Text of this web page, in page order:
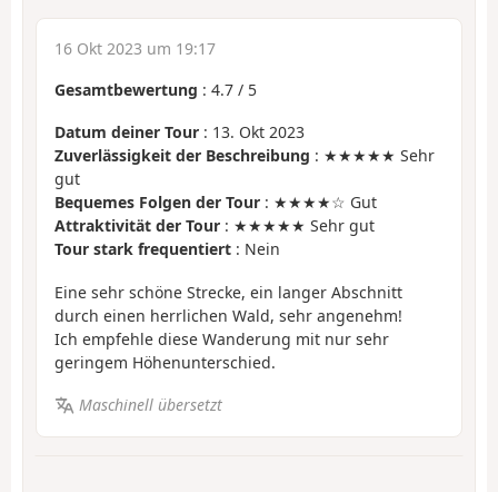
16 Okt 2023 um 19:17
Gesamtbewertung : 4.7 / 5
Datum deiner Tour : 13. Okt 2023
Zuverlässigkeit der Beschreibung : ★★★★★ Sehr
gut
Bequemes Folgen der Tour : ★★★★☆ Gut
Attraktivität der Tour : ★★★★★ Sehr gut
Tour stark frequentiert : Nein
Eine sehr schöne Strecke, ein langer Abschnitt
durch einen herrlichen Wald, sehr angenehm!
Ich empfehle diese Wanderung mit nur sehr
geringem Höhenunterschied.
Maschinell übersetzt